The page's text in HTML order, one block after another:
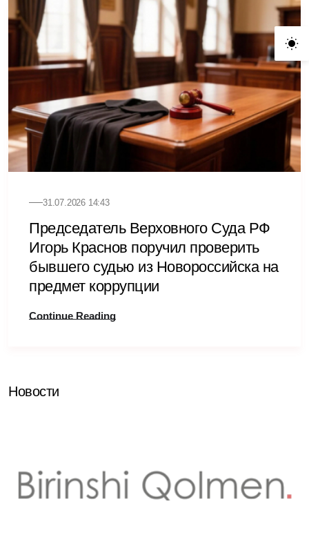
31.07.2026 14:43
Председатель Верховного Суда РФ
Игорь Краснов поручил проверить
бывшего судью из Новороссийска на
предмет коррупции
Continue Reading
Новости